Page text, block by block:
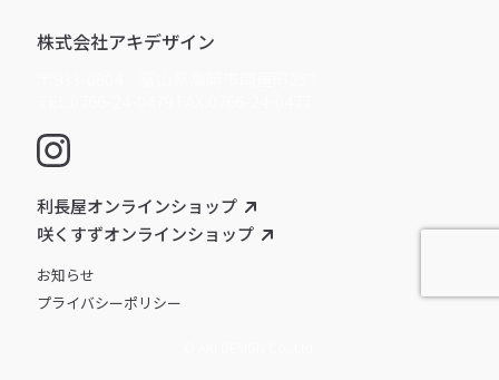
株式会社アキデザイン
利長屋オンラインショップ
咲くすずオンラインショップ
お知らせ
プライバシーポリシー